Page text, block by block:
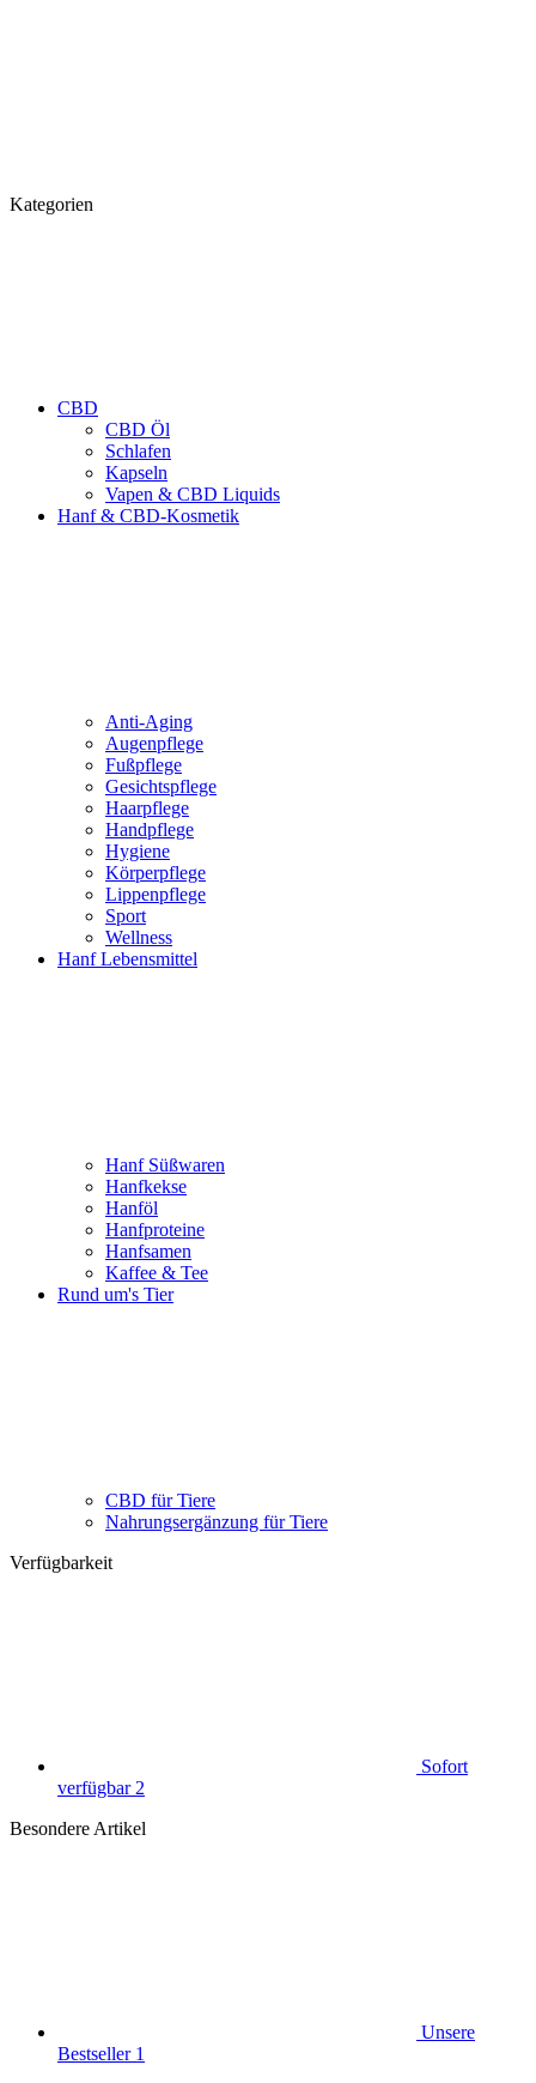
Kategorien
CBD
CBD Öl
Schlafen
Kapseln
Vapen & CBD Liquids
Hanf & CBD-Kosmetik
Anti-Aging
Augenpflege
Fußpflege
Gesichtspflege
Haarpflege
Handpflege
Hygiene
Körperpflege
Lippenpflege
Sport
Wellness
Hanf Lebensmittel
Hanf Süßwaren
Hanfkekse
Hanföl
Hanfproteine
Hanfsamen
Kaffee & Tee
Rund um's Tier
CBD für Tiere
Nahrungsergänzung für Tiere
Verfügbarkeit
Sofort
verfügbar 2
Besondere Artikel
Unsere
Bestseller 1